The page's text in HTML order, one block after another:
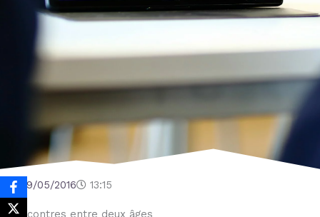
29/05/2016 13:15
Rencontres entre deux âges